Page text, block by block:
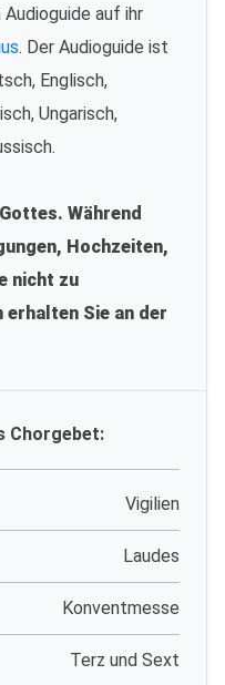
auf ihr
. Der Audioguide ist
Englisch,
Ungarisch,
Während
Hochzeiten,
nicht zu
Sie an der
Chorgebet:
Vigilien
Laudes
Konventmesse
Terz und Sext